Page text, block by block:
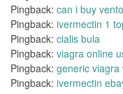
Pingback: can i buy
Pingback: ivermectin 1
Pingback: cialis bula
Pingback: viagra online
Pingback: generic viagra
Pingback: ivermectin